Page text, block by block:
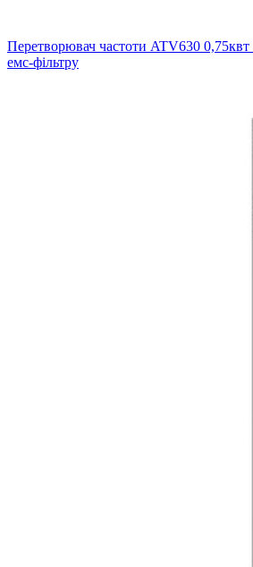
Перетворювач частоти ATV630
емс-фільтру